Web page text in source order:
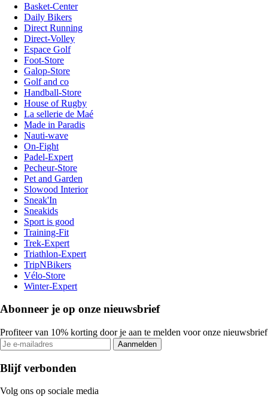
Basket-Center
Daily Bikers
Direct Running
Direct-Volley
Espace Golf
Foot-Store
Galop-Store
Golf and co
Handball-Store
House of Rugby
La sellerie de Maé
Made in Paradis
Nauti-wave
On-Fight
Padel-Expert
Pecheur-Store
Pet and Garden
Slowood Interior
Sneak'In
Sneakids
Sport is good
Training-Fit
Trek-Expert
Triathlon-Expert
TripNBikers
Vélo-Store
Winter-Expert
Abonneer je op onze nieuwsbrief
Profiteer van 10% korting door je aan te melden voor onze nieuwsbrief
Aanmelden
Blijf verbonden
Volg ons op sociale media